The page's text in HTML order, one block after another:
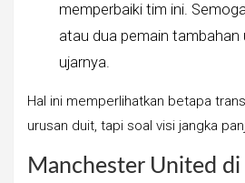
memperbaiki tim ini.
atau dua pemain tambahan
ujarnya.
Hal ini memperlihatkan betapa
urusan duit, tapi soal visi jangka
Manchester United di